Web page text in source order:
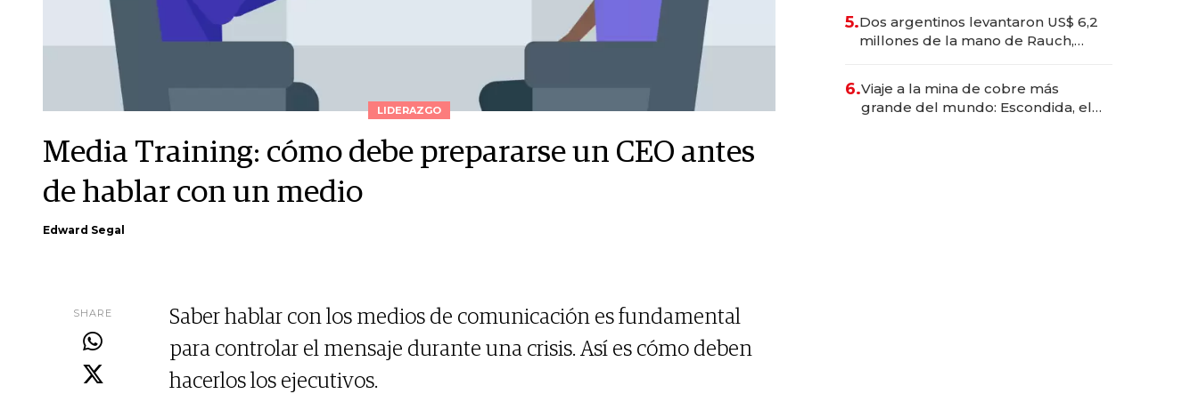
LIDERAZGO
Media Training: cómo debe prepararse un CEO antes
de hablar con un medio
Edward Segal
SHARE
Saber hablar con los medios de comunicación es fundamental
para controlar el mensaje durante una crisis. Así es cómo deben
hacerlos los ejecutivos.
transformadoras
5.Dos argentinos levantaron US$ 6,2
millones de la mano de Rauch,
6.Viaje a la mina de cobre más
grande del mundo: Escondida, el